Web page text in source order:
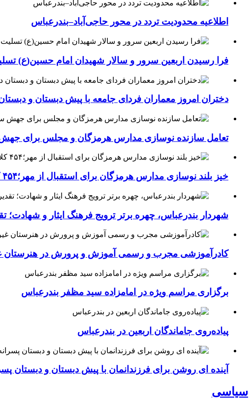
اطلاعیه محدودیت تردد در محور حاجی‌آباد–بندرعباس
فرا رسیدن اربعین سرور و سالار شهیدان امام حسین(ع)
دختران امروز معماران فردای جامعه با پیش دبستان و
تعامل سازنده نوسازی مدارس هرمزگان و مجلس برای جهش سرانه
خیز بلند نوسازی مدارس هرمزگان برای استقبال از مهر؛۴۵۴ کلاس درس جدید به فضای آموزشی استان افزوده می‌شود
شهردار بندرعباس، چهره برتر ترویج فرهنگ ایثار و
کادرآموزشی مجرب و رسمی آموزش و پرورش در هنرستان
برگزاری مراسم ویژه در امامزاده سید مظفر بندرعباس
پیاده‌روی جاماندگان اربعین در بندرعباس
آینده ای روشن برای فرزندانمان با پیش دبستان و دبستان
سیاسی